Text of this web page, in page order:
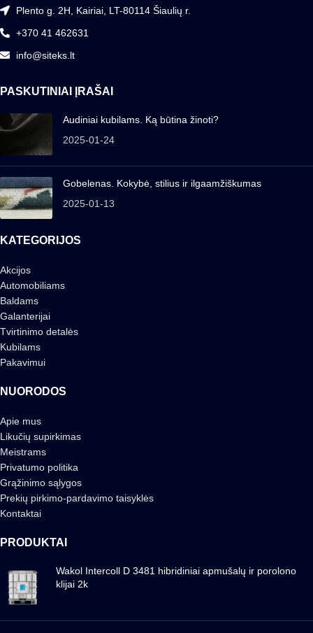
Plento g. 2H, Kairiai, LT-80114 Šiaulių r.
+370 41 462631
info@siteks.lt
PASKUTINIAI ĮRAŠAI
Audiniai kubilams. Ką būtina žinoti?
2025-01-24
Gobelenas. Kokybė, stilius ir ilgaamžiškumas
2025-01-13
KATEGORIJOS
Akcijos
Automobiliams
Baldams
Galanterijai
Tvirtinimo detalės
Kubilams
Pakavimui
NUORODOS
Apie mus
Likučių supirkimas
Meistrams
Privatumo politika
Grąžinimo sąlygos
Prekių pirkimo-pardavimo taisyklės
Kontaktai
PRODUKTAI
Wakol Intercoll D 3481 hibridiniai apmušalų ir porolono
klijai 2k